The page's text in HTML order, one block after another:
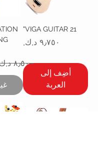
VIGA GUITAR 21"
السعر
أضِف إلى
العربة
سعر عادي